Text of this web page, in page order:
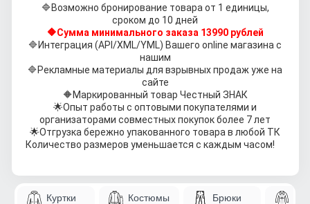
🔷Возможно бронирование товара от 1 единицы,
сроком до 10 дней
🔶Сумма минимального заказа 13990 рублей
🔷Интеграция (API/XML/YML) Вашего online магазина с
нашим
🔷Рекламные материалы для взрывных продаж уже на
сайте
🔶Маркированный товар Честный ЗНАК
🌟Опыт работы с оптовыми покупателями и
организаторами совместных покупок более 7 лет
🌟Отгрузка бережно упакованного товара в любой ТК
Количество размеров уменьшается с каждым часом!
Куртки Костюмы Брюки